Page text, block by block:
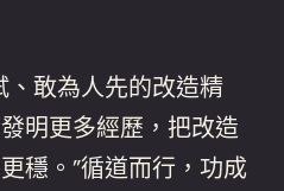
、敢為人先的改造精
明更多經歷，把改造
穩。”循道而行，功成